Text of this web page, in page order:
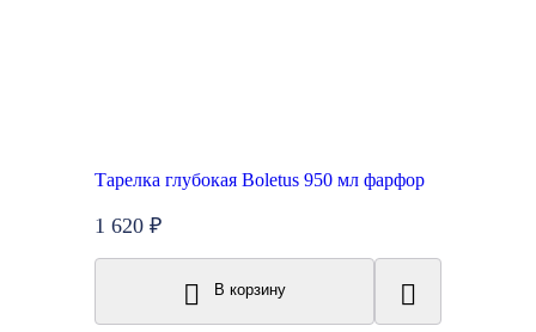
Тарелка глубокая Boletus 950 мл фарфор
1 620 ₽
В корзину